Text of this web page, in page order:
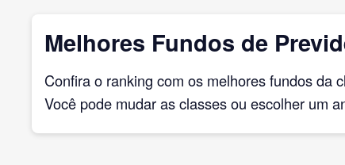
Melhores Fundos de
Confira o ranking com os melhores fundos da
Você pode mudar as classes ou escolher um